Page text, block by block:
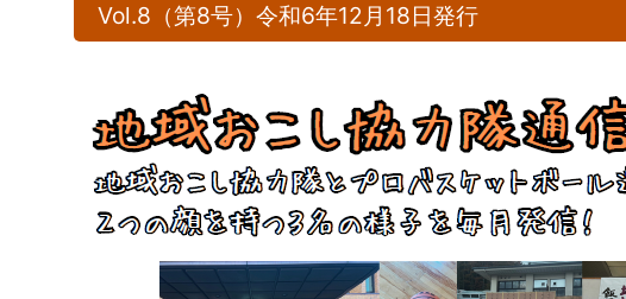
Vol.8（第8号）令和6年12月18日発行